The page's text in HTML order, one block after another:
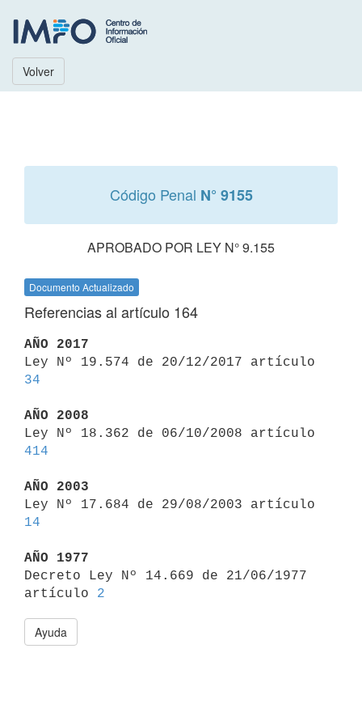
Volver
Código Penal N° 9155
APROBADO POR LEY N° 9.155
Documento Actualizado
Referencias al artículo 164
AÑO 2017
34
AÑO 2008
414
AÑO 2003
14
AÑO 1977
Decreto Ley Nº 14.669 de 21/06/1977
artículo 2
Ayuda